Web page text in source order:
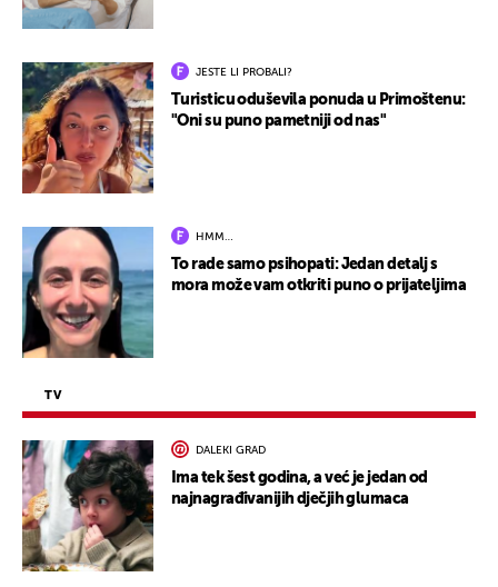
JESTE LI PROBALI?
Turisticu oduševila ponuda u Primoštenu:
"Oni su puno pametniji od nas"
HMM…
To rade samo psihopati: Jedan detalj s
mora može vam otkriti puno o prijateljima
TV
DALEKI GRAD
Ima tek šest godina, a već je jedan od
najnagrađivanijih dječjih glumaca